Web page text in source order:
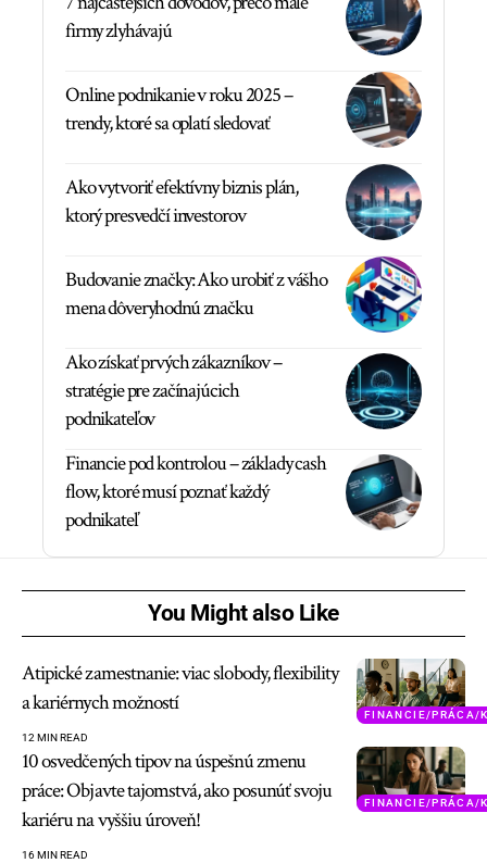
firmy zlyhávajú
Online podnikanie v roku 2025 –
trendy, ktoré sa oplatí sledovať
Ako vytvoriť efektívny biznis plán,
ktorý presvedčí investorov
Budovanie značky: Ako urobiť z vášho
mena dôveryhodnú značku
Ako získať prvých zákazníkov –
stratégie pre začínajúcich
podnikateľov
Financie pod kontrolou – základy cash
flow, ktoré musí poznať každý
podnikateľ
You Might also Like
FINANCIE/PRÁCA/
Atipické zamestnanie: viac slobody, flexibility
a kariérnych možností
12 MIN READ
FINANCIE/PRÁCA/
10 osvedčených tipov na úspešnú zmenu
práce: Objavte tajomstvá, ako posunúť svoju
kariéru na vyššiu úroveň!
16 MIN READ